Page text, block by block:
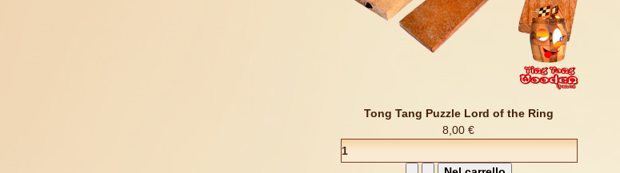
Tong Tang Puzzle Lord of the Ring
8,00 €